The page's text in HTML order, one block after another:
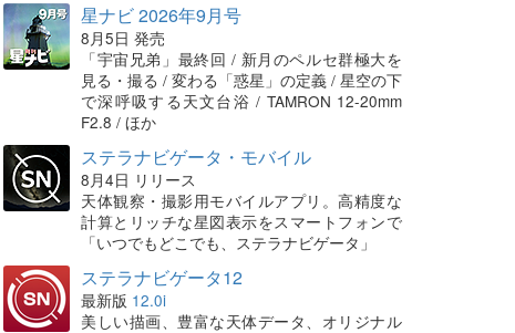
星ナビ 2026年9月号
8月5日 発売
「宇宙兄弟」最終回 / 新月のペルセ群極大を
見る・撮る / 変わる「惑星」の定義 / 星空の下
で深呼吸する天文台浴 / TAMRON 12-20mm
F2.8 / ほか
ステラナビゲータ・モバイル
8月4日 リリース
天体観察・撮影用モバイルアプリ。高精度な
計算とリッチな星図表示をスマートフォンで
「いつでもどこでも、ステラナビゲータ」
ステラナビゲータ12
最新版 12.0i
美しい描画、豊富な天体データ、オリジナル